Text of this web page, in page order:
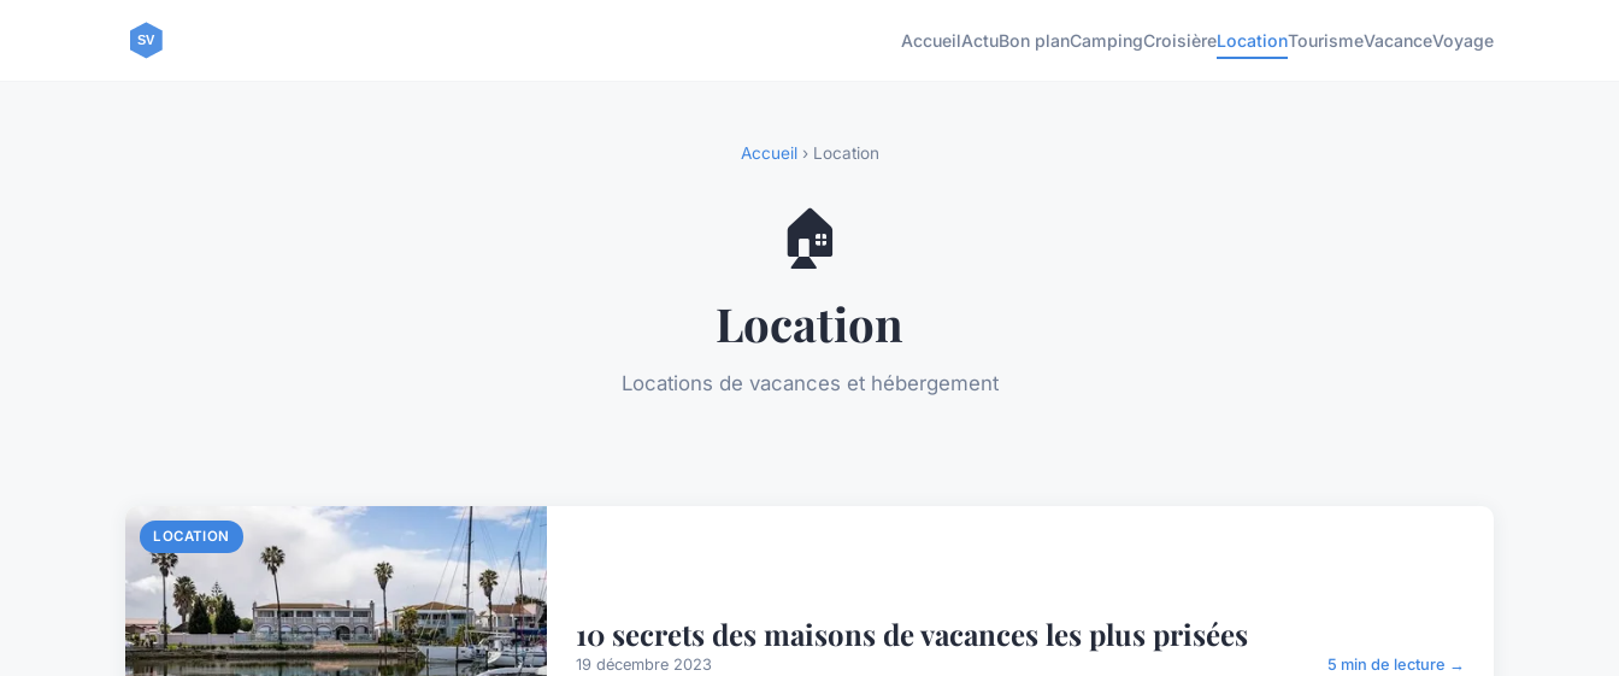
AccueilActuBon planCampingCroisièreLocationTourismeVacanceVoyage
Accueil› Location
🏠
Location
Locations de vacances et hébergement
LOCATION
10 secrets des maisons de vacances les plus prisées
19 décembre 2023 5 min de lecture →